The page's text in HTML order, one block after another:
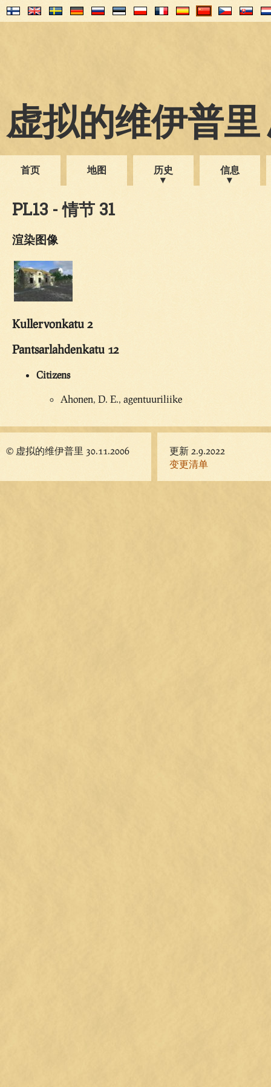
虚拟的维伊普里
首页 地图 历史 信息
PL13 - 情节 31
渲染图像
Kullervonkatu 2
Pantsarlahdenkatu 12
Citizens
Ahonen, D. E., agentuuriliike
© 虚拟的维伊普里 30.11.2006
更新 2.9.2022
变更清单